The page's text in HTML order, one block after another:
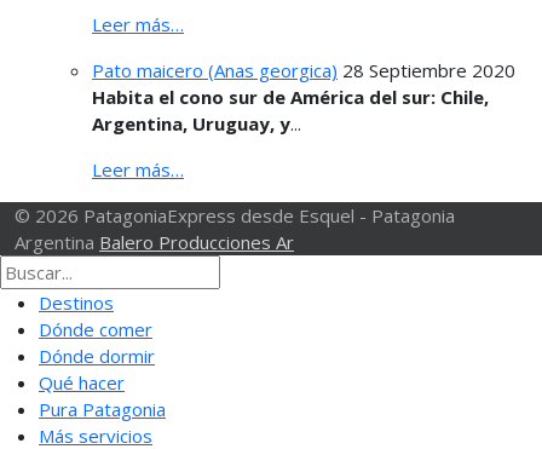
Leer más…
Pato maicero (Anas georgica) 28 Septiembre 2020
Habita el cono sur de América del sur: Chile,
Argentina, Uruguay, y...
Leer más…
© 2026 PatagoniaExpress desde Esquel - Patagonia
Argentina Balero Producciones Ar
Destinos
Dónde comer
Dónde dormir
Qué hacer
Pura Patagonia
Más servicios